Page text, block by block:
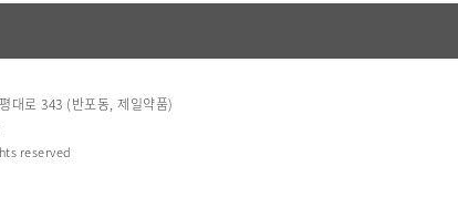
로 343 (반포동, 제일약품)
reserved